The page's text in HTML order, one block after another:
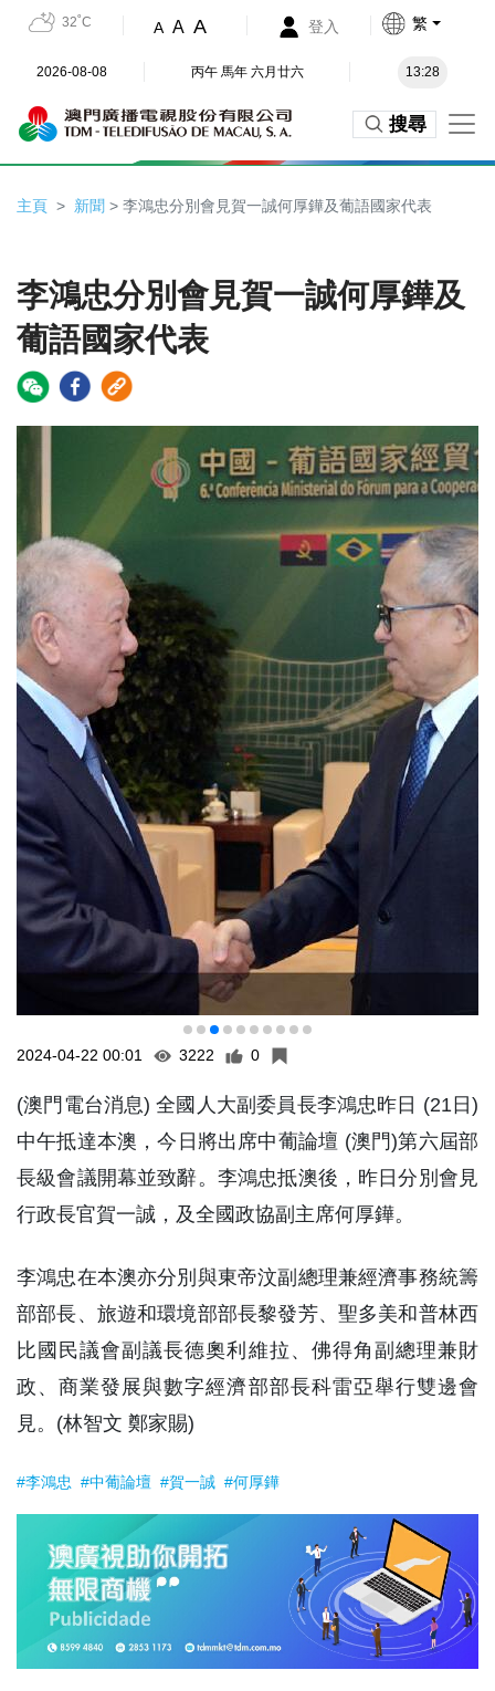
32˚C A A A 登入 繁
2026-08-08 丙午 馬年 六月廿六 13:28
搜尋
主頁 新聞 > 李鴻忠分別會見賀一誠何厚鏵及葡語國家代表
李鴻忠分別會見賀一誠何厚鏵及
葡語國家代表
2024-04-22 00:01 3222 0
(澳門電台消息) 全國人大副委員長李鴻忠昨日 (21日)
中午抵達本澳，今日將出席中葡論壇 (澳門)第六屆部
長級會議開幕並致辭。李鴻忠抵澳後，昨日分別會見
行政長官賀一誠，及全國政協副主席何厚鏵。
李鴻忠在本澳亦分別與東帝汶副總理兼經濟事務統籌
部部長、旅遊和環境部部長黎發芳、聖多美和普林西
比國民議會副議長德奧利維拉、佛得角副總理兼財
政、商業發展與數字經濟部部長科雷亞舉行雙邊會
見。(林智文 鄭家賜)
#李鴻忠 #中葡論壇 #賀一誠 #何厚鏵